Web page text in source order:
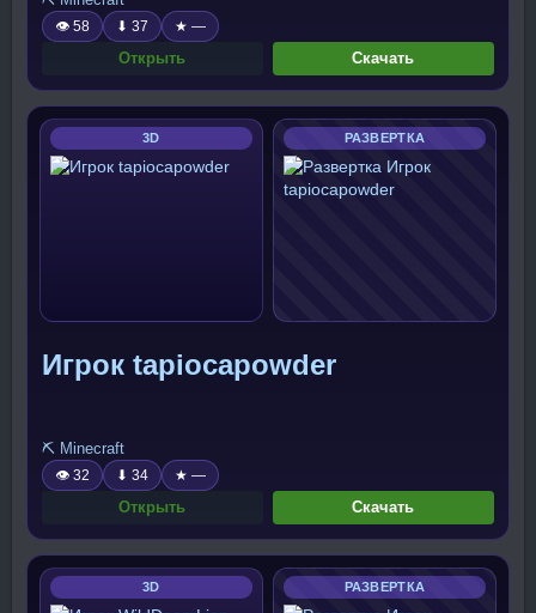
👁 58 ⬇ 37 ★ —
Открыть Скачать
3D РАЗВЕРТКА
Игрок tapiocapowder
⛏️ Minecraft
👁 32 ⬇ 34 ★ —
Открыть Скачать
3D РАЗВЕРТКА